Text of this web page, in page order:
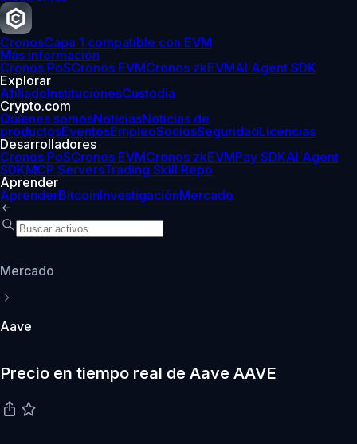
CronosCapa 1 compatible con EVM
Más información
Cronos PoSCronos EVMCronos zkEVMAI Agent SDK
Explorar
AfiliadoInstitucionesCustodia
Crypto.com
Quiénes somosNoticiasNoticias de
productosEventosEmpleoSociosSeguridadLicencias
Desarrolladores
Cronos PoSCronos EVMCronos zkEVMPay SDKAI Agent
SDKMCP ServersTrading Skill Repo
Aprender
AprenderBitcoinInvestigaciónMercado
Mercado
Aave
Precio en tiempo real de Aave AAVE